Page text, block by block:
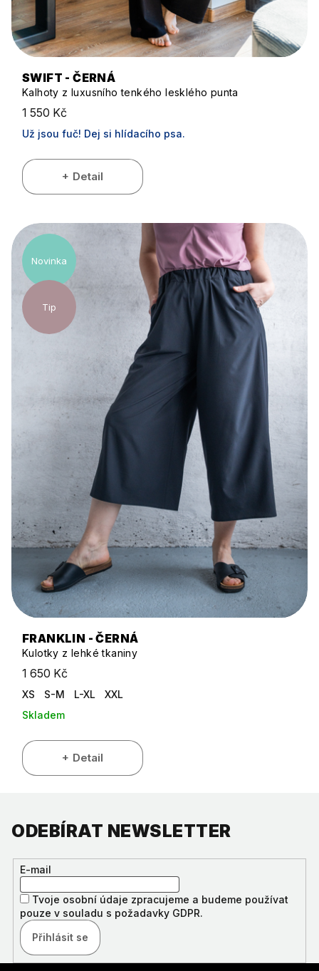
SWIFT - ČERNÁ
Kalhoty z luxusního tenkého lesklého punta
1 550 Kč
Už jsou fuč! Dej si hlídacího psa.
Detail
Novinka
Tip
FRANKLIN - ČERNÁ
Kulotky z lehké tkaniny
1 650 Kč
XS S-M L-XL
XXL
Skladem
Detail
ODEBÍRAT NEWSLETTER
E-mail
Tvoje osobní údaje zpracujeme a budeme používat
pouze v souladu s požadavky GDPR.
Přihlásit se